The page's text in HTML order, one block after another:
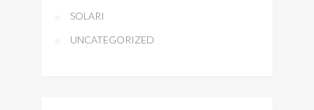
SOLARI
UNCATEGORIZED